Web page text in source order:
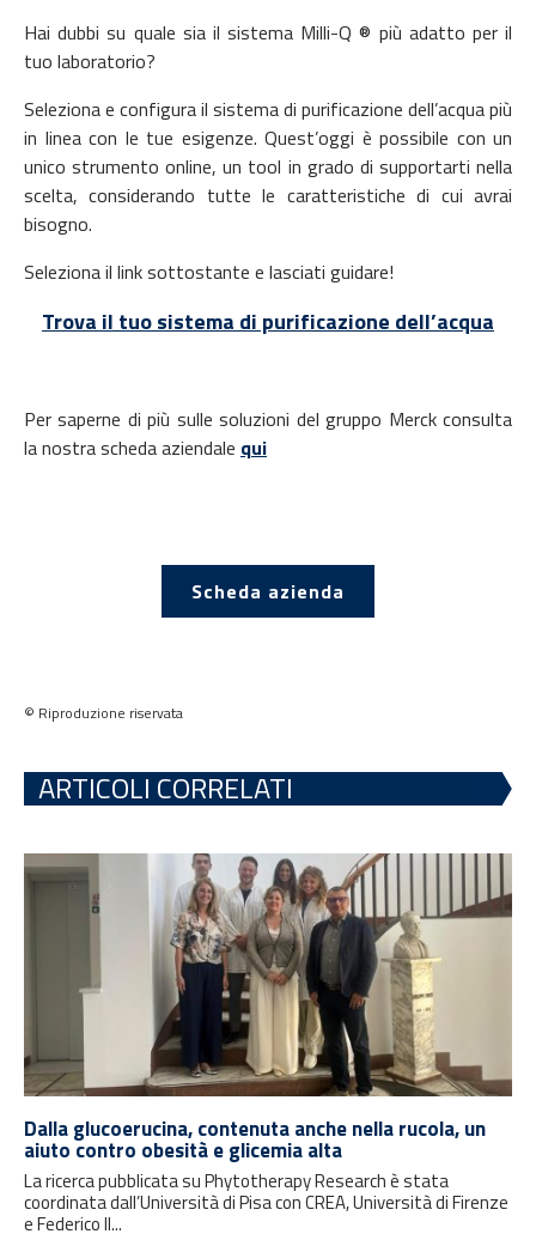
Hai dubbi su quale sia il sistema Milli-Q ® più adatto per il
tuo laboratorio?
Seleziona e configura il sistema di purificazione dell’acqua più
in linea con le tue esigenze. Quest’oggi è possibile con un
unico strumento online, un tool in grado di supportarti nella
scelta, considerando tutte le caratteristiche di cui avrai
bisogno.
Seleziona il link sottostante e lasciati guidare!
Trova il tuo sistema di purificazione dell’acqua
Per saperne di più sulle soluzioni del gruppo Merck consulta
la nostra scheda aziendale qui
Scheda azienda
© Riproduzione riservata
ARTICOLI CORRELATI
Dalla glucoerucina, contenuta anche nella rucola, un
aiuto contro obesità e glicemia alta
La ricerca pubblicata su Phytotherapy Research è stata
coordinata dall’Università di Pisa con CREA, Università di Firenze
e Federico II...